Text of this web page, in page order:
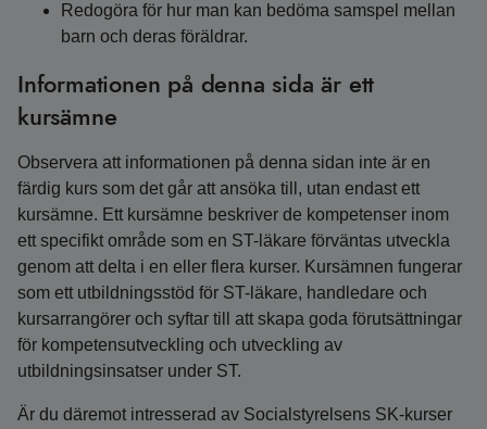
Redogöra för hur man kan bedöma samspel mellan
barn och deras föräldrar.
Informationen på denna sida är ett
kursämne
Observera att informationen på denna sidan inte är en
färdig kurs som det går att ansöka till, utan endast ett
kursämne. Ett kursämne beskriver de kompetenser inom
ett specifikt område som en ST-läkare förväntas utveckla
genom att delta i en eller flera kurser. Kursämnen fungerar
som ett utbildningsstöd för ST-läkare, handledare och
kursarrangörer och syftar till att skapa goda förutsättningar
för kompetensutveckling och utveckling av
utbildningsinsatser under ST.
Är du däremot intresserad av Socialstyrelsens SK-kurser